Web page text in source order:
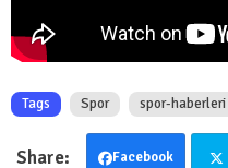
Tags Spor spor-haberleri
Facebook